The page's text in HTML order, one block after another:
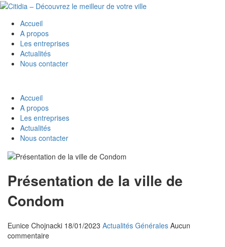
Accueil
A propos
Les entreprises
Actualités
Nous contacter
Accueil
A propos
Les entreprises
Actualités
Nous contacter
Présentation de la ville de
Condom
Eunice Chojnacki 18/01/2023 Actualités Générales Aucun
commentaire